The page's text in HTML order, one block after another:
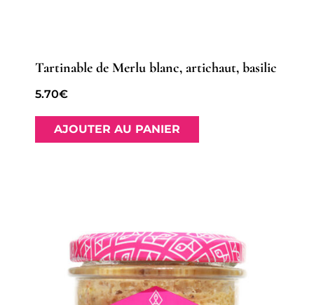
Tartinable de Merlu blanc, artichaut, basilic
5.70€
AJOUTER AU PANIER